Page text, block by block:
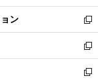
開
く
ウ
で
開
く
ン
ド
ウ
で
開
く
ウ
ィ
ン
ド
ウ
で
ン
新
し
い
ウ
ィ
新
し
い
新